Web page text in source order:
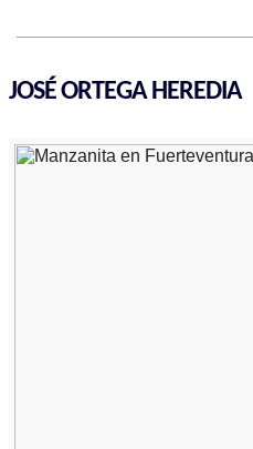
JOSÉ ORTEGA HEREDIA